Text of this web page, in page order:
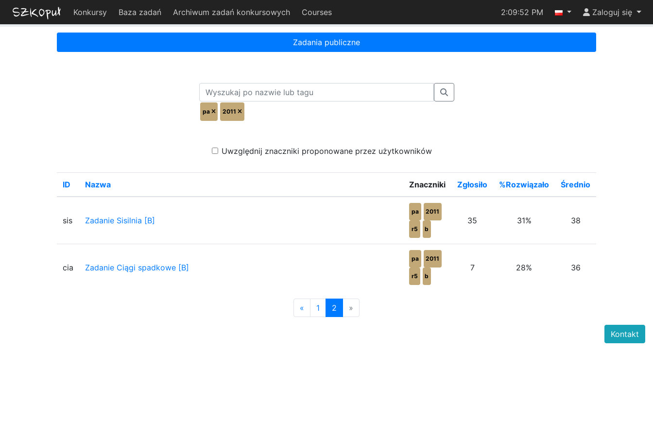
Konkursy Baza zadań Archiwum zadań konkursowych Courses 2:09:52 PM Zaloguj się
Zadania publiczne
pa 2011
Uwzględnij znaczniki proponowane przez użytkowników
ID Nazwa Znaczniki Zgłosiło %Rozwiązało Średnio
sis Zadanie Sisilnia [B]
pa 2011
r5 b
35 31% 38
cia Zadanie Ciągi spadkowe [B]
pa 2011
r5 b
7 28% 36
« 1 2 »
Kontakt